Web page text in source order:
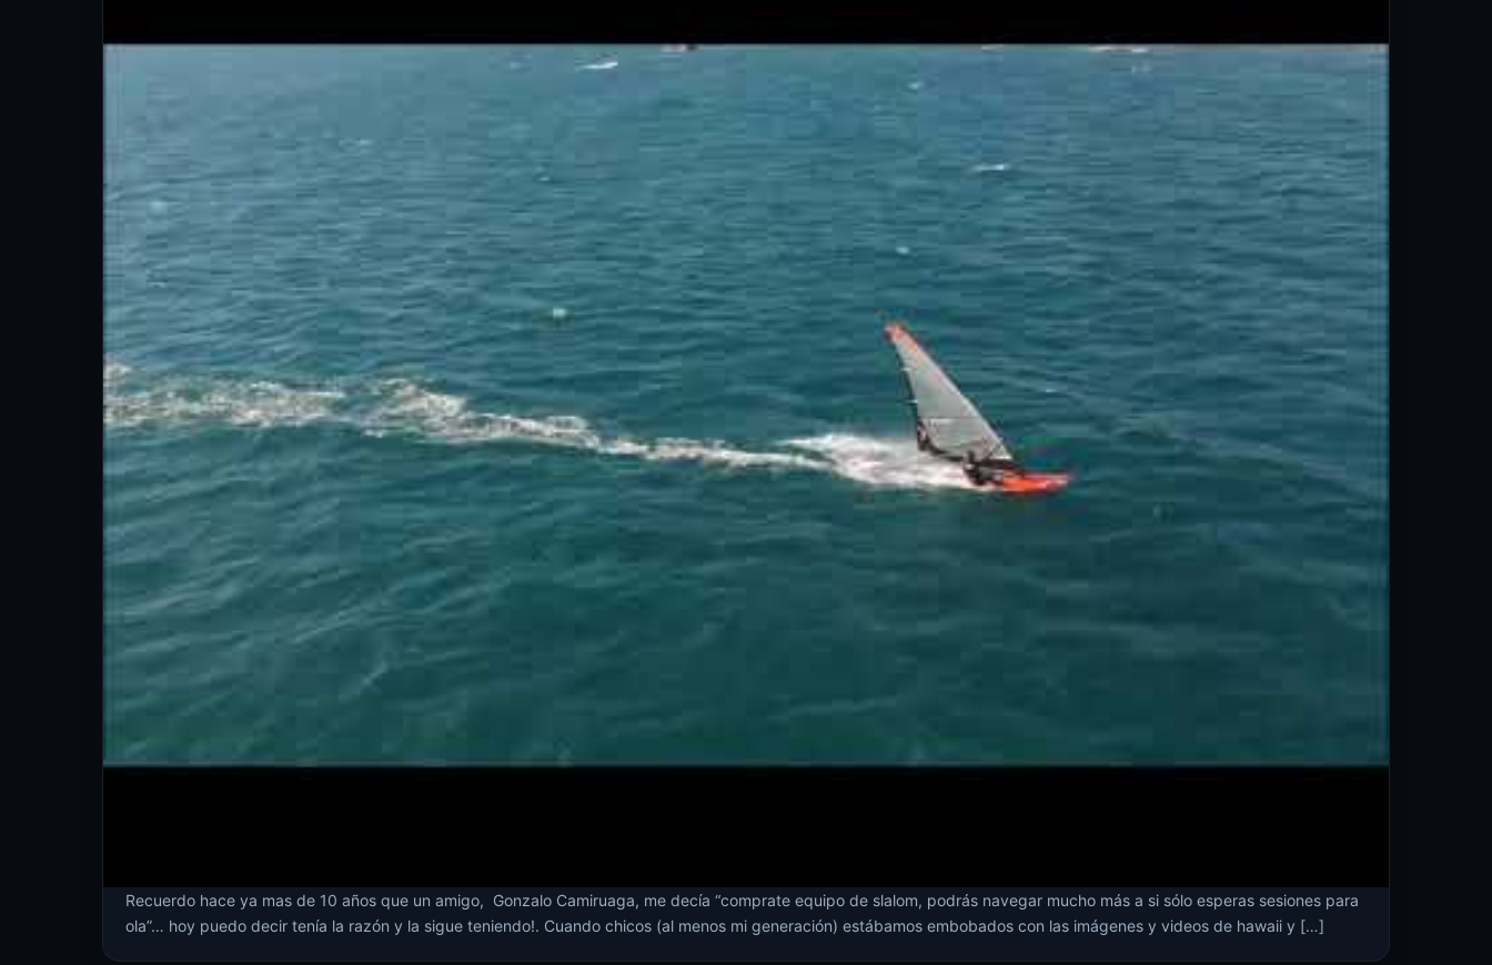
Recuerdo hace ya mas de 10 años que un amigo, Gonzalo Camiruaga, me decía “comprate equipo de slalom, podrás navegar mucho más a si sólo esperas sesiones para
ola”… hoy puedo decir tenía la razón y la sigue teniendo!. Cuando chicos (al menos mi generación) estábamos embobados con las imágenes y videos de hawaii y […]